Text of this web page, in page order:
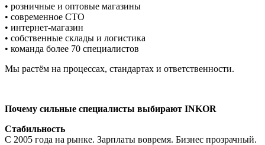
• розничные и оптовые магазины
• современное СТО
• интернет-магазин
• собственные склады и логистика
• команда более 70 специалистов
Мы растём на процессах, стандартах и ответственности.
Почему сильные специалисты выбирают INKOR
Стабильность
С 2005 года на рынке. Зарплаты вовремя. Бизнес прозрачный.